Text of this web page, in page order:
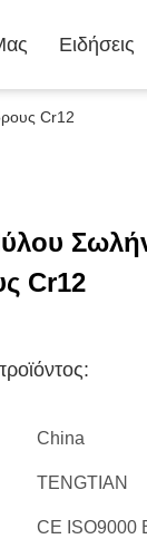
Ειδήσεις
Cr12
Cr12
China
TENGTIAN
CE ISO9000